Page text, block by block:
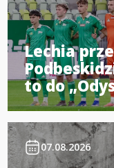
Lechia
to do
07.08.2026